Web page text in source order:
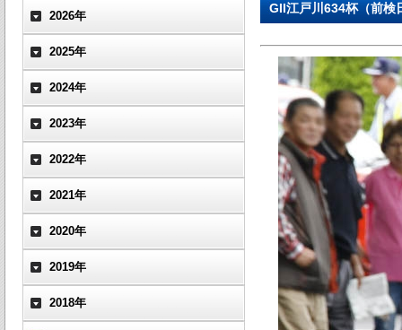
2026年
2025年
2024年
2023年
2022年
2021年
2020年
2019年
2018年
GII江戸川634杯（前検